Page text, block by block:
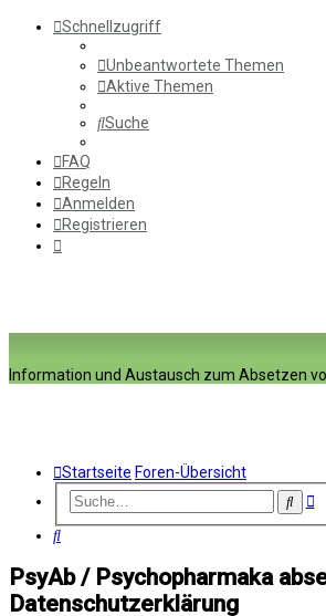
Schnellzugriff
Unbeantwortete Themen
Aktive Themen
Suche
FAQ
Regeln
Anmelden
Registrieren
Information und Austausch zum Absetzen
Startseite Foren-Übersicht
Suche
Suche
PsyAb / Psychopharmaka
Datenschutzerklärung